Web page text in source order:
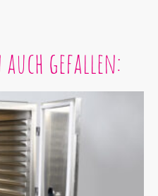
gefallen: